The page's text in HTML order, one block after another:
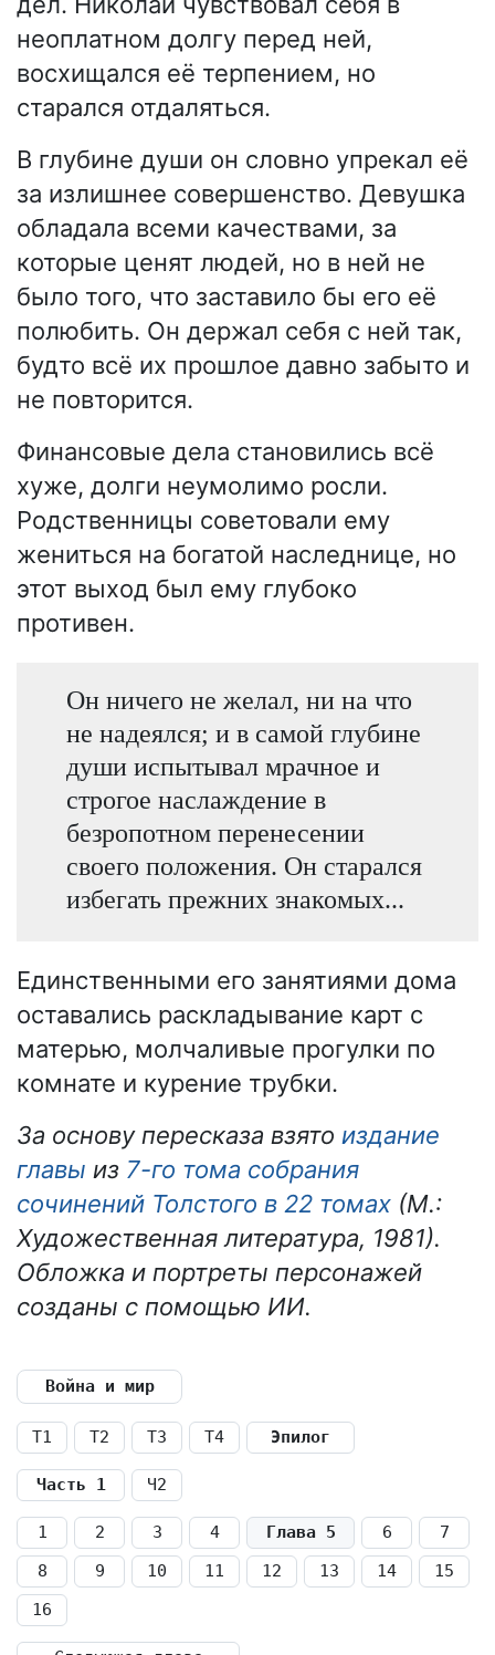
неоплатном долгу перед ней,
восхищался её терпением, но
старался отдаляться.
В глубине души он словно упрекал её
за излишнее совершенство. Девушка
обладала всеми качествами, за
которые ценят людей, но в ней не
было того, что заставило бы его её
полюбить. Он держал себя с ней так,
будто всё их прошлое давно забыто и
не повторится.
Финансовые дела становились всё
хуже, долги неумолимо росли.
Родственницы советовали ему
жениться на богатой наследнице, но
этот выход был ему глубоко
противен.
Он ничего не желал, ни на что
не надеялся; и в самой глубине
души испытывал мрачное и
строгое наслаждение в
безропотном перенесении
своего положения. Он старался
избегать прежних знакомых...
Единственными его занятиями дома
оставались раскладывание карт с
матерью, молчаливые прогулки по
комнате и курение трубки.
За основу пересказа взято издание
главы из 7-го тома собрания
сочинений Толстого в 22 томах (М.:
Художественная литература, 1981).
Обложка и портреты персонажей
созданы с помощью ИИ.
Война и мир
Т1 Т2 Т3 Т4 Эпилог
Часть 1 Ч2
1 2 3 4 Глава 5 6
7
8
9 10 11 12 13 14
15
16